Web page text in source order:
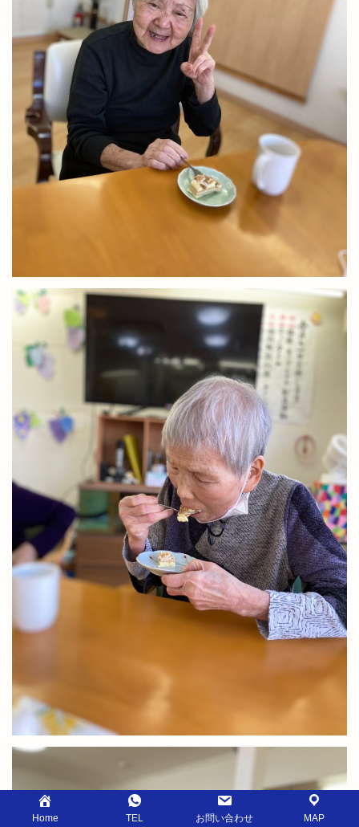
Home TEL お問い合わせ MAP